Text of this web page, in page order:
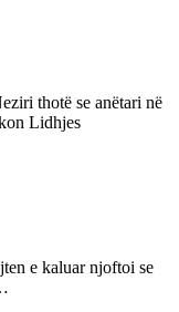
thotë se anëtari në
Lidhjes
e kaluar njoftoi se